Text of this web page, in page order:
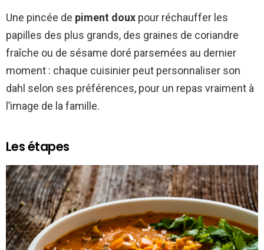
Une pincée de piment doux pour réchauffer les
papilles des plus grands, des graines de coriandre
fraîche ou de sésame doré parsemées au dernier
moment : chaque cuisinier peut personnaliser son
dahl selon ses préférences, pour un repas vraiment à
l’image de la famille.
Les étapes